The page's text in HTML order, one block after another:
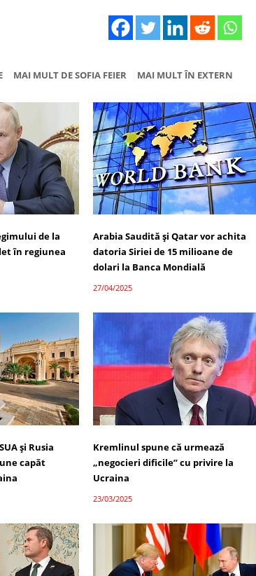
MAI MULT DE SOFIA FEIER MAI MULT ÎN EXTERN
de la
în regiunea
Arabia Saudită și Qatar vor achita
datoria Siriei de 15 milioane de
dolari la Banca Mondială
27/04/2025
și Rusia
capăt
Kremlinul spune că urmează
„negocieri dificile” cu privire la
Ucraina
23/03/2025